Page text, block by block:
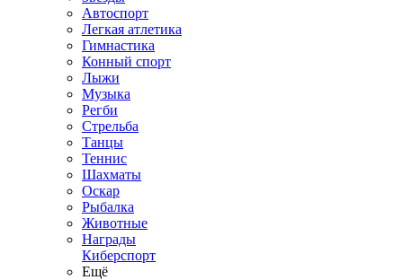
Автоспорт
Легкая атлетика
Гимнастика
Конный спорт
Лыжи
Музыка
Регби
Стрельба
Танцы
Теннис
Шахматы
Оскар
Рыбалка
Животные
Награды
Киберспорт
Ещё